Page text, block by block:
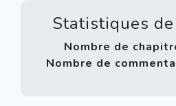
Statistiques de
Nombre de
Nombre de